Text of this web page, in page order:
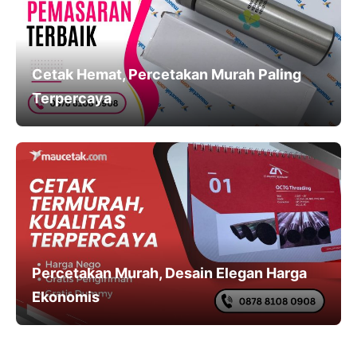
Cetak Hemat, Percetakan Murah Paling
Terpercaya
Percetakan Murah, Desain Elegan Harga
Ekonomis